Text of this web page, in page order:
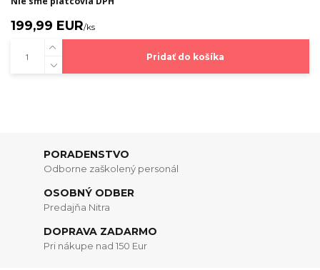
199,99 EUR/ks
Pridať do košíka
PORADENSTVO
Odborne zaškolený personál
OSOBNÝ ODBER
Predajňa Nitra
DOPRAVA ZADARMO
Pri nákupe nad 150 Eur